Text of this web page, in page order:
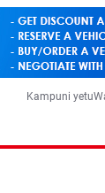
Kampuni yetu